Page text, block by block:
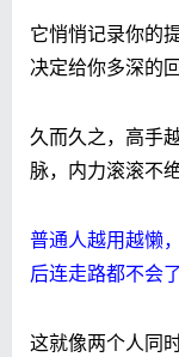
它悄悄记录你的
决定给你多深的回
久而久之，高手
脉，内力滚滚不绝
普通人越用越懒
后连走路都不会了
这就像两个人同